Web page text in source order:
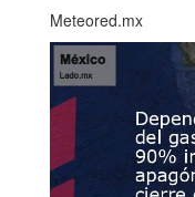
Meteored.mx